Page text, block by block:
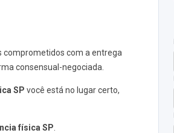
comprometidos com a entrega
consensual-negociada.
SP você está no lugar certo,
física SP